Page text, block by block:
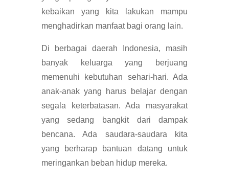
kebaikan yang kita lakukan mampu
menghadirkan manfaat bagi orang lain.
Di berbagai daerah Indonesia, masih
banyak keluarga yang berjuang
memenuhi kebutuhan sehari-hari. Ada
anak-anak yang harus belajar dengan
segala keterbatasan. Ada masyarakat
yang sedang bangkit dari dampak
bencana. Ada saudara-saudara kita
yang berharap bantuan datang untuk
meringankan beban hidup mereka.